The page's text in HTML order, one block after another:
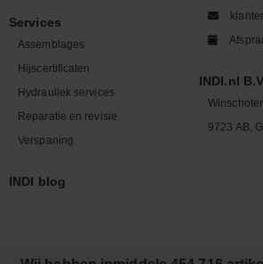
Services
Assemblages
Hijscertificaten
Hydrauliek services
Reparatie en revisie
Verspaning
INDI blog
INDI.nl
9723 AB,